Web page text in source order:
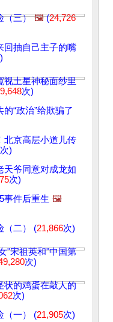
（三） 🖼️(24,726
回抽自己主子的嘴
视土星神秘面纱里
次)
“政治”给欺骗了
北京高层小道儿传
次)
天爷同意对成龙如
次)
事件后重生 🖼️
（二） (21,866次)
"宋祖英和"中国第
次)
状的鸡蛋在敲人的
次)
（一） (21,905次)